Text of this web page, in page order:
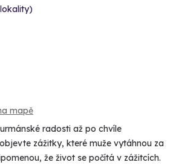
mapě
radosti až po chvíle
zážitky, které muže vytáhnou za
že život se počítá v zážitcích.